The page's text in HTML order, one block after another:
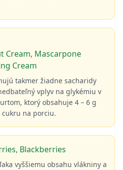
Cream, Mascarpone
Cream
takmer žiadne sacharidy
vplyv na glykémiu v
ktorý obsahuje 4 – 6 g
na porciu.
Blackberries
vyššiemu obsahu vlákniny a